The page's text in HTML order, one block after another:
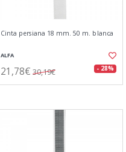
Cinta persiana 18 mm. 50 m. blanca
ALFA
21,78€ 30,19€ - 28%